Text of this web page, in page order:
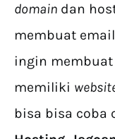
domain dan
membuat
ingin
memiliki
bisa bisa coba